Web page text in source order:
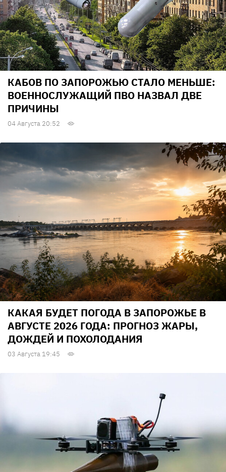
КАБОВ ПО ЗАПОРОЖЬЮ СТАЛО МЕНЬШЕ:
ВОЕННОСЛУЖАЩИЙ ПВО НАЗВАЛ ДВЕ
ПРИЧИНЫ
04 Августа 20:52
КАКАЯ БУДЕТ ПОГОДА В ЗАПОРОЖЬЕ В
АВГУСТЕ 2026 ГОДА: ПРОГНОЗ ЖАРЫ,
ДОЖДЕЙ И ПОХОЛОДАНИЯ
03 Августа 19:45